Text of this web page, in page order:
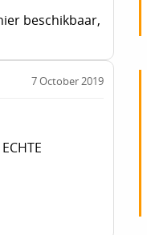
beschikbaar,
7 October 2019